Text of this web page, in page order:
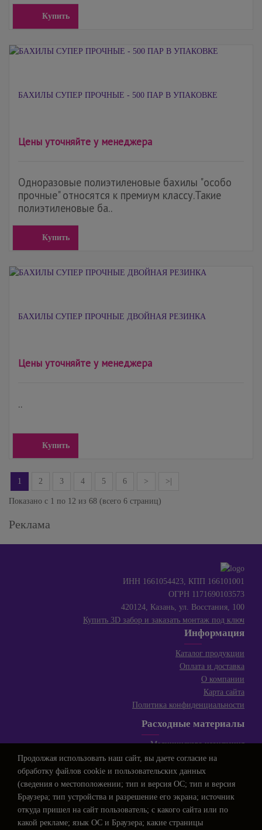
Купить
БАХИЛЫ СУПЕР ПРОЧНЫЕ - 500 ПАР В УПАКОВКЕ
Цены уточняйте у менеджера
Одноразовые полиэтиленовые бахилы "особо
прочные" относятся к премиум классу.Такие
полиэтиленовые ба..
Купить
БАХИЛЫ СУПЕР ПРОЧНЫЕ ДВОЙНАЯ РЕЗИНКА
Цены уточняйте у менеджера
..
Купить
1 2 3 4 5 6 > >|
Показано с 1 по 12 из 68 (всего 6 страниц)
Реклама
ИНН 1661054423, КПП 166101001
ОГРН 1171690103573
420124, Казань, ул. Восстания, 100
Купить 3D забор и заказать монтаж под ключ
Информация
Каталог продукции
Оплата и доставка
О компании
Карта сайта
Политика конфиденциальности
Расходные материалы
Медицинского назначения
Для косметологии
Для сферы HoReCa
Хозяйственные товары
Контактная информация
Телефон:+7 (843) 250-76-07
Продолжая использовать наш сайт, вы даете согласие на
обработку файлов cookie и пользовательских данных
(сведения о местоположении; тип и версия ОС; тип и версия
Браузера; тип устройства и разрешение его экрана; источник
откуда пришел на сайт пользователь; с какого сайта или по
какой рекламе; язык ОС и Браузера; какие страницы